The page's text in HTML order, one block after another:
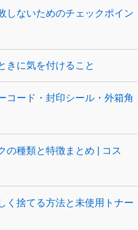
しないためのチェックポイン
きに気を付けること
コード・封印シール・外箱角
の種類と特徴まとめ | コス
く捨てる方法と未使用トナー